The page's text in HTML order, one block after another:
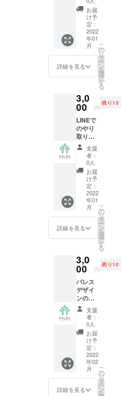
承くだ
さい。
ウェ
ア・
シュー
ズ等の
レンタ
ルを全
利用可
能期
間:2022
年1月4
日〜
2022年
3月31日
チを行
わせて
いただ
きま
す！ 1
人では
なかな
かスト
レッチ
の効果
いとい
う方は
是非！
クラウ
ドファ
ンディ
ング&単
発特
価！
ウェ
ア・
シュー
ズ等の
レンタ
ルを全
て提供
致しま
間:2022
年1月4
日〜
2022年
3月31日
お届
け予
定：
2022
年01
月
詳細を見る
こ
の
リ
タ
ー
ン
を
選
択
す
る
3,0
00 円
残り15
LINEで
のやり
取りで
2ヶ月間
の食事
指導を
させて
いただ
きま
す！ 食
事の写
真を
送って
いただ
き、そ
ちらに
のアド
バイス
をさせ
ていた
だきま
す！ お
届け予
日:2022
年1月4
日〜
2022年
3月4日
支援
者：
0人
お届
け予
定：
2022
年01
月
詳細を見る
こ
の
リ
タ
ー
ン
を
選
択
す
る
3,0
00 円
残り10
パレス
デザイ
ンのオ
リジナ
ルウェ
アを作
成し、
ご提供
しま
す！ お
届け予
日:2022
年2月中
支援
者：
0人
お届
け予
定：
2022
年02
月
詳細を見る
こ
の
リ
タ
ー
ン
を